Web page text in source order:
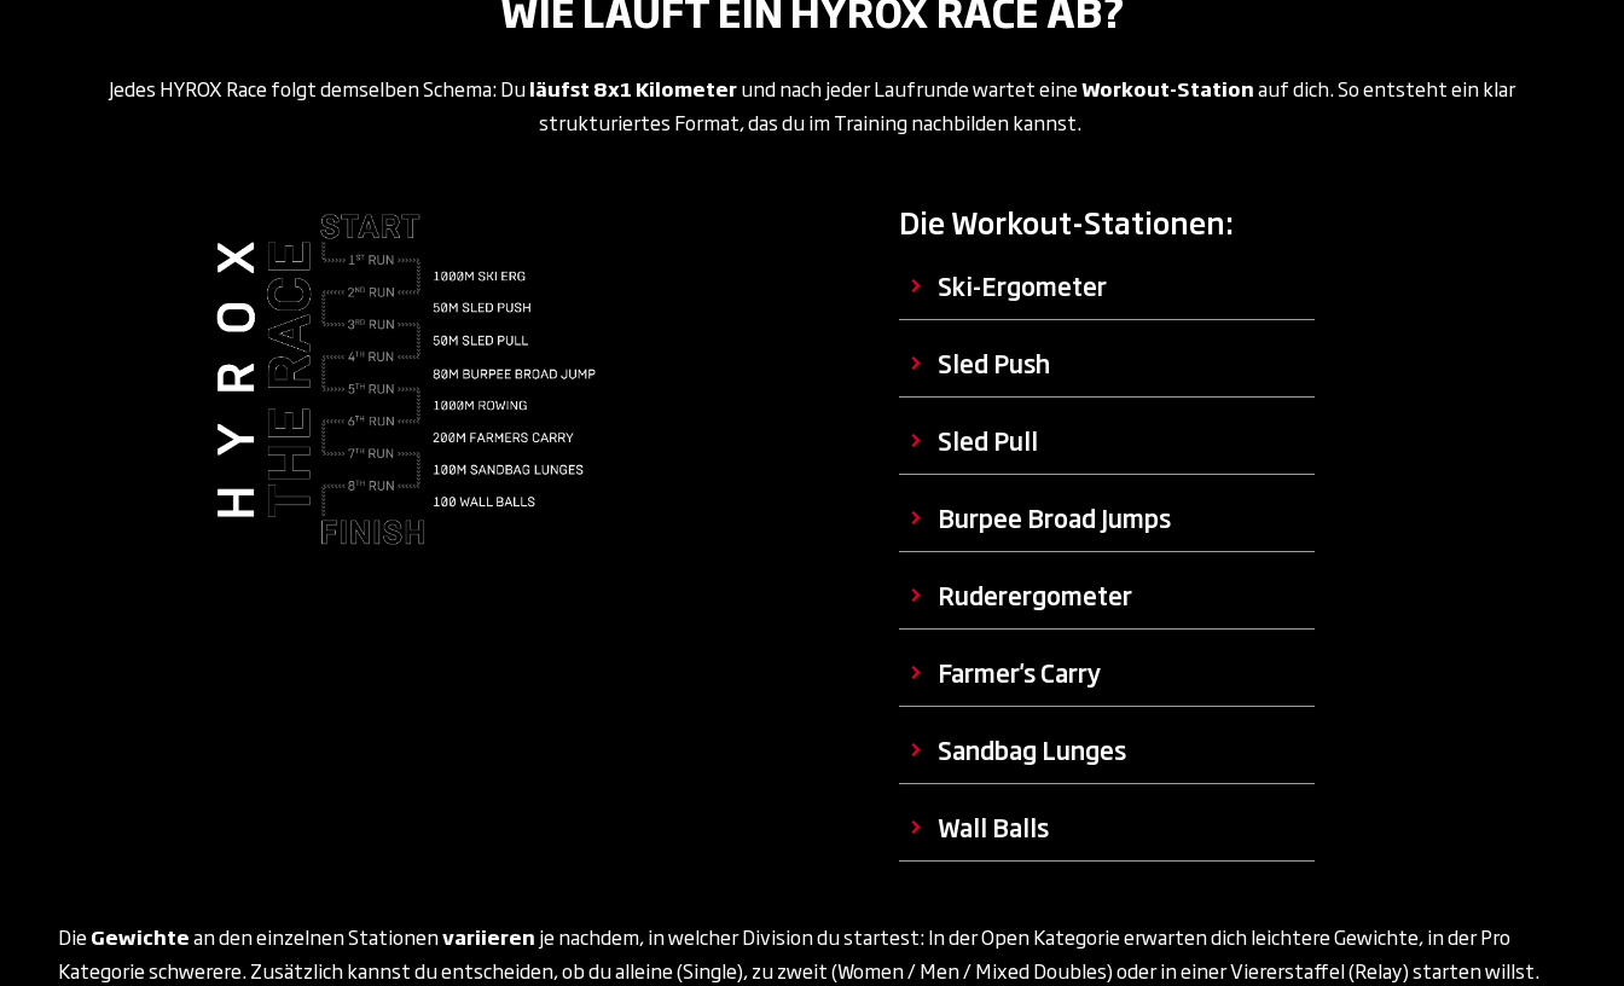
Jedes HYROX Race folgt demselben Schema: Duläufst 8x1 Kilometerund nach jeder Laufrunde wartet eineWorkout-Stationauf dich. So entsteht ein klar
strukturiertes Format, das du im Training nachbilden kannst.
Die Workout-Stationen:
Ski-Ergometer
Sled Push
Sled Pull
Burpee Broad Jumps
Ruderergometer
Farmer's Carry
Sandbag Lunges
Wall Balls
DieGewichtean den einzelnen Stationenvariieren je nachdem, in welcher Division du startest: In der Open Kategorie erwarten dich leichtere Gewichte, in der Pro
Kategorie schwerere. Zusätzlich kannst du entscheiden, ob du alleine (Single), zu zweit (Women / Men / Mixed Doubles) oder in einer Viererstaffel (Relay) starten willst.